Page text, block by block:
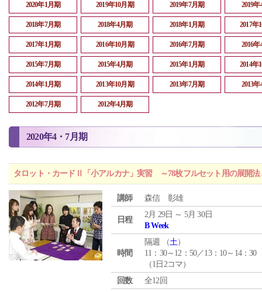
2020年1月期 2019年10月期 2019年7月期 2019
2018年7月期 2018年4月期 2018年1月期 2017年
2017年1月期 2016年10月期 2016年7月期 2016
2015年7月期 2015年4月期 2015年1月期 2014年
2014年1月期 2013年10月期 2013年7月期 2013
2012年7月期 2012年4月期
2020年4・7月期
タロット・カードⅡ「小アルカナ」実習 ～78枚フルセット用の展開法
講師 森信 彰雄
日程
2月 29日 ～ 5月 30日
B Week
時間
隔週 （土）
11：30～12：50／13：10～14：30
（1日2コマ）
回数
全12回